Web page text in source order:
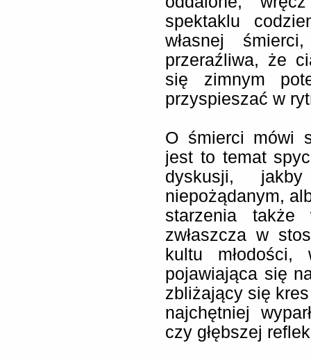
spektaklu
własnej
przeraźliwa, że
się zimnym
przyspieszać w
O śmierci mówi
jest to temat
dyskusji,
niepożądanym,
starzenia
zwłaszcza w
kultu
pojawiająca się
zbliżający się
najchętniej
czy głębszej